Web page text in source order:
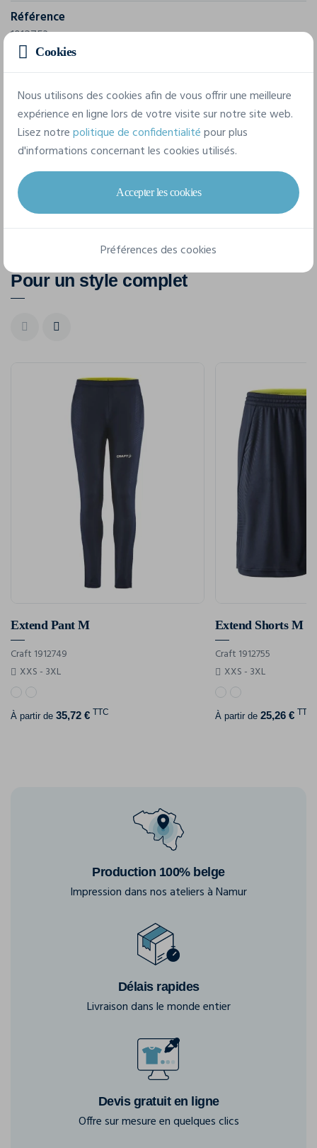
Référence
1912753
XXS XS S M L XL
XXL 3XL
Pour un style complet
Extend Pant M
Craft 1912749
XXS - 3XL
À partir de 35,72 € TTC
Extend Shorts M
Craft 1912755
XXS - 3XL
À partir de 25,26 € TTC
Production 100% belge
Impression dans nos ateliers à Namur
Délais rapides
Livraison dans le monde entier
Devis gratuit en ligne
Offre sur mesure en quelques clics
Cookies
Nous utilisons des cookies afin de vous offrir une meilleure
expérience en ligne lors de votre visite sur notre site web.
Lisez notrepolitique de confidentialitépour plus
d'informations concernant les cookies utilisés.
Accepter les cookies
Préférences des cookies